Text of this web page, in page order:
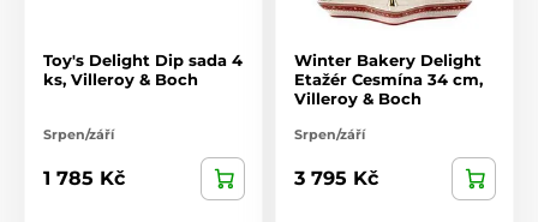
Toy's Delight Dip sada 4
ks, Villeroy & Boch
Srpen/září
1 785 Kč
Winter Bakery Delight
Etažér Cesmína 34 cm,
Villeroy & Boch
Srpen/září
3 795 Kč